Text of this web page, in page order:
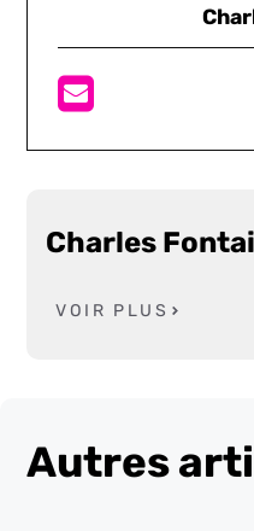
Charles
VOIR PLUS
Autres